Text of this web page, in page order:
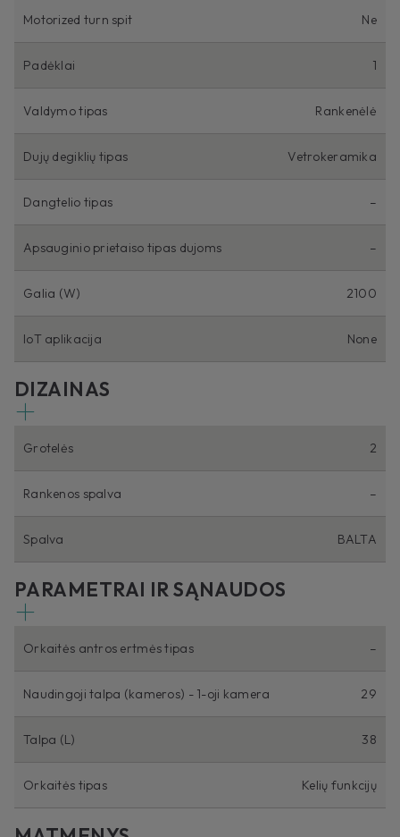
Motorized turn spit Ne
Padėklai 1
Valdymo tipas Rankenėlė
Dujų degiklių tipas Vetrokeramika
Dangtelio tipas –
Apsauginio prietaiso tipas dujoms –
Galia (W) 2100
IoT aplikacija None
DIZAINAS
Grotelės 2
Rankenos spalva –
Spalva BALTA
PARAMETRAI IR SĄNAUDOS
Orkaitės antros ertmės tipas –
Naudingoji talpa (kameros) - 1-oji kamera 29
Talpa (L) 38
Orkaitės tipas Kelių funkcijų